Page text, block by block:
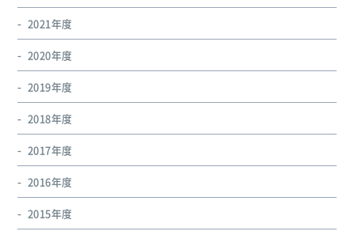
2021年度
2020年度
2019年度
2018年度
2017年度
2016年度
2015年度